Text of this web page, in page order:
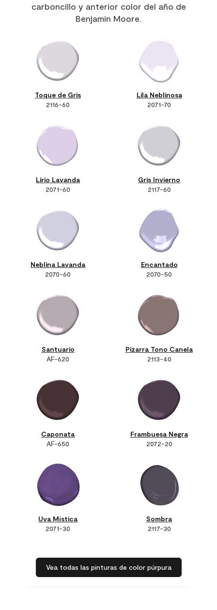
carboncillo y anterior color del año de
Benjamin Moore.
Toque de Gris
2116-60
Lila Neblinosa
2071-70
Lirio Lavanda
2071-60
Gris Invierno
2117-60
Neblina Lavanda
2070-60
Encantado
2070-50
Santuario
AF-620
Pizarra Tono Canela
2113-40
Caponata
AF-650
Frambuesa Negra
2072-20
Uva Mística
2071-30
Sombra
2117-30
Vea todas las pinturas de color púrpura